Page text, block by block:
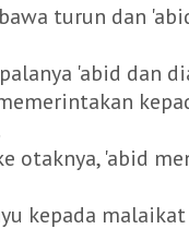
turun dan
'abid dan
otaknya, 'abid
kepada